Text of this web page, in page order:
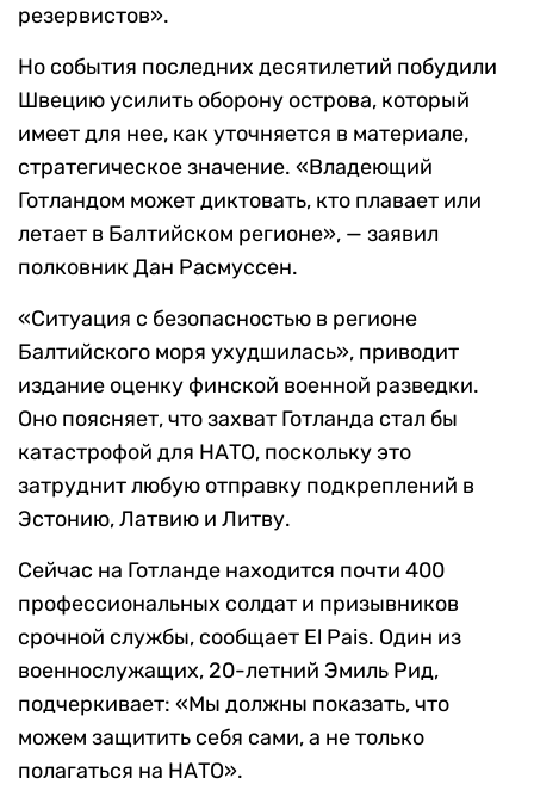
резервистов».
Но события последних десятилетий побудили
Швецию усилить оборону острова, который
имеет для нее, как уточняется в материале,
стратегическое значение. «Владеющий
Готландом может диктовать, кто плавает или
летает в Балтийском регионе», — заявил
полковник Дан Расмуссен.
«Ситуация с безопасностью в регионе
Балтийского моря ухудшилась», приводит
издание оценку финской военной разведки.
Оно поясняет, что захват Готланда стал бы
катастрофой для НАТО, поскольку это
затруднит любую отправку подкреплений в
Эстонию, Латвию и Литву.
Сейчас на Готланде находится почти 400
профессиональных солдат и призывников
срочной службы, сообщает El Pais. Один из
военнослужащих, 20-летний Эмиль Рид,
подчеркивает: «Мы должны показать, что
можем защитить себя сами, а не только
полагаться на НАТО».